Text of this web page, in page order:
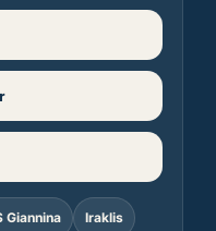
Giannina Iraklis